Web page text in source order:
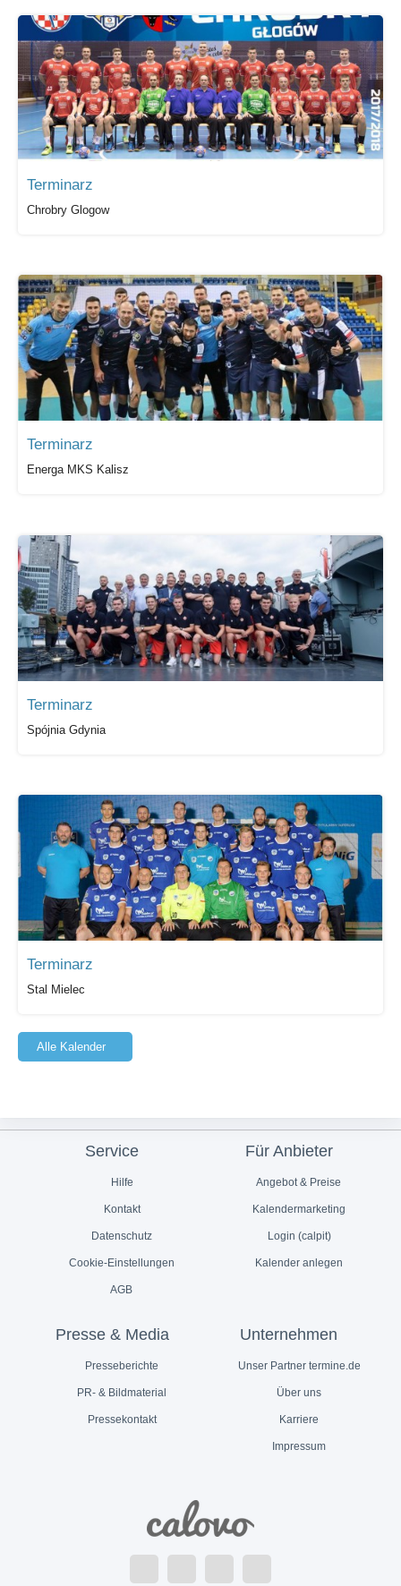
Terminarz
Chrobry Glogow
Terminarz
Energa MKS Kalisz
Terminarz
Spójnia Gdynia
Terminarz
Stal Mielec
Alle Kalender
Service
Hilfe
Kontakt
Datenschutz
Cookie-Einstellungen
AGB
Für Anbieter
Angebot & Preise
Kalendermarketing
Login (calpit)
Kalender anlegen
Presse & Media
Presseberichte
PR- & Bildmaterial
Pressekontakt
Unternehmen
Unser Partner termine.de
Über uns
Karriere
Impressum